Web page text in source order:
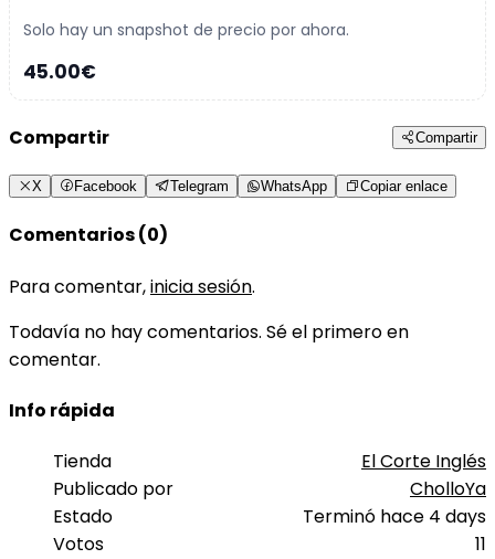
Solo hay un snapshot de precio por ahora.
45.00€
Compartir Compartir
X Facebook Telegram WhatsApp Copiar enlace
Comentarios (0)
Para comentar,inicia sesión.
Todavía no hay comentarios. Sé el primero en
comentar.
Info rápida
Tienda
El Corte Inglés
Publicado por
CholloYa
Estado
Terminó hace 4 days
Votos
11